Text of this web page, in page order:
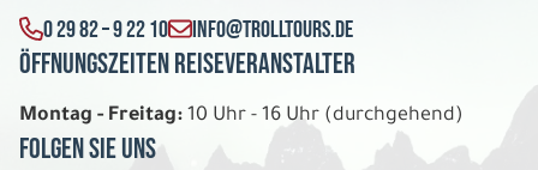
Dreibettzimmer Standard DU/WC
Belegung: 3
P.P. AB1.829 €
REISE VERBINDLICH ANFRAGEN
0 29 82 – 9 22 10 INFO@TROLLTOURS.DE
Öffnungszeiten Reiseveranstalter
Montag - Freitag: 10 Uhr - 16 Uhr (durchgehend)
Folgen Sie uns